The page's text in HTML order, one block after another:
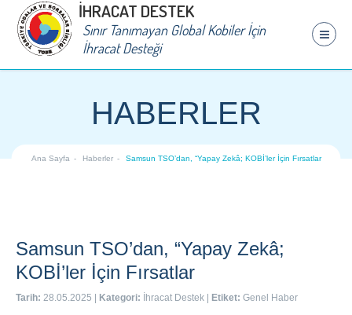
İHRACAT DESTEK
Sınır Tanımayan Global Kobiler İçin
İhracat Desteği
HABERLER
Ana Sayfa Haberler Samsun TSO’dan, “Yapay Zekâ; KOBİ’ler İçin Fırsatlar
Samsun TSO’dan, “Yapay Zekâ;
KOBİ’ler İçin Fırsatlar
Tarih: 28.05.2025 Kategori: İhracat Destek Etiket: Genel Haber